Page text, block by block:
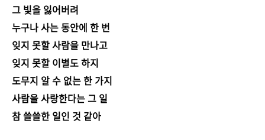
그 빛을 잃어버려
누구나 사는 동안에 한 번
잊지 못할 사람을 만나고
잊지 못할 이별도 하지
도무지 알 수 없는 한 가지
사람을 사랑한다는 그 일
참 쓸쓸한 일인 것 같아